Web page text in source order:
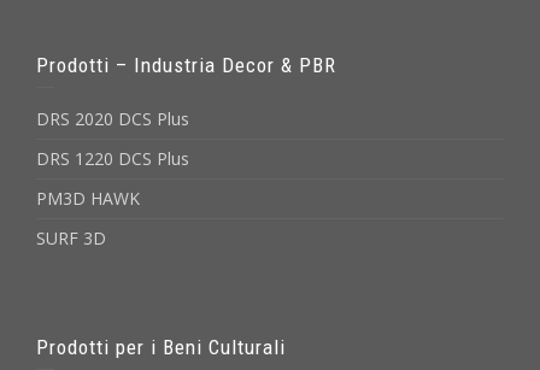
Prodotti – Industria Decor & PBR
DRS 2020 DCS Plus
DRS 1220 DCS Plus
PM3D HAWK
SURF 3D
Prodotti per i Beni Culturali